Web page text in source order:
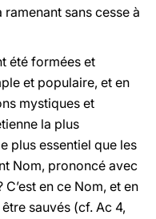
sans cesse à
été formées et
et populaire, et en
mystiques et
la plus
plus essentiel que les
Nom, prononcé avec
en ce Nom, et en
sauvés (cf. Ac 4,